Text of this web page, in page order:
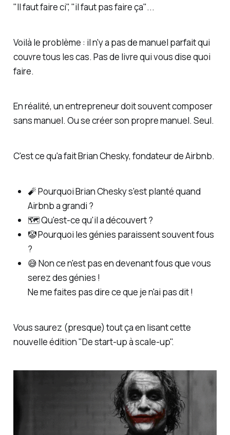
"Il faut faire ci", "il faut pas faire ça"...
Voilà le problème : il n'y a pas de manuel parfait qui
couvre tous les cas. Pas de livre qui vous dise quoi
faire.
En réalité, un entrepreneur doit souvent composer
sans manuel. Ou se créer son propre manuel. Seul.
C'est ce qu'a fait Brian Chesky, fondateur de Airbnb.
🧨 Pourquoi Brian Chesky s'est planté quand
Airbnb a grandi ?
🗺️ Qu'est-ce qu'il a découvert ?
🤡 Pourquoi les génies paraissent souvent fous
?
😅 Non ce n'est pas en devenant fous que vous
serez des génies !
Ne me faites pas dire ce que je n'ai pas dit !
Vous saurez (presque) tout ça en lisant cette
nouvelle édition "De start-up à scale-up".